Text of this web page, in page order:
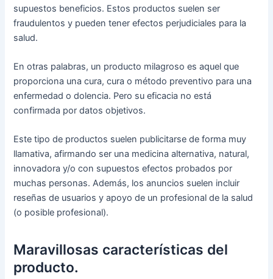
supuestos beneficios. Estos productos suelen ser
fraudulentos y pueden tener efectos perjudiciales para la
salud.
En otras palabras, un producto milagroso es aquel que
proporciona una cura, cura o método preventivo para una
enfermedad o dolencia. Pero su eficacia no está
confirmada por datos objetivos.
Este tipo de productos suelen publicitarse de forma muy
llamativa, afirmando ser una medicina alternativa, natural,
innovadora y/o con supuestos efectos probados por
muchas personas. Además, los anuncios suelen incluir
reseñas de usuarios y apoyo de un profesional de la salud
(o posible profesional).
Maravillosas características del
producto.